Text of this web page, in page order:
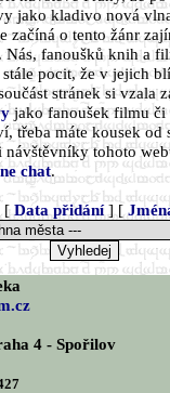
jako kladivo nová
začíná o tento žánr
Nás, fanoušků knih a
stále pocit, že v jejich
stránek si vzala
jako fanoušek filmu či
třeba máte kousek od
návštěvníky tohoto
chat.
[ Data přidání] [
4 - Spořilov